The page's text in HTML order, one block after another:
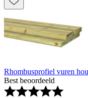
Rhombusprofiel vuren
Best beoordeeld